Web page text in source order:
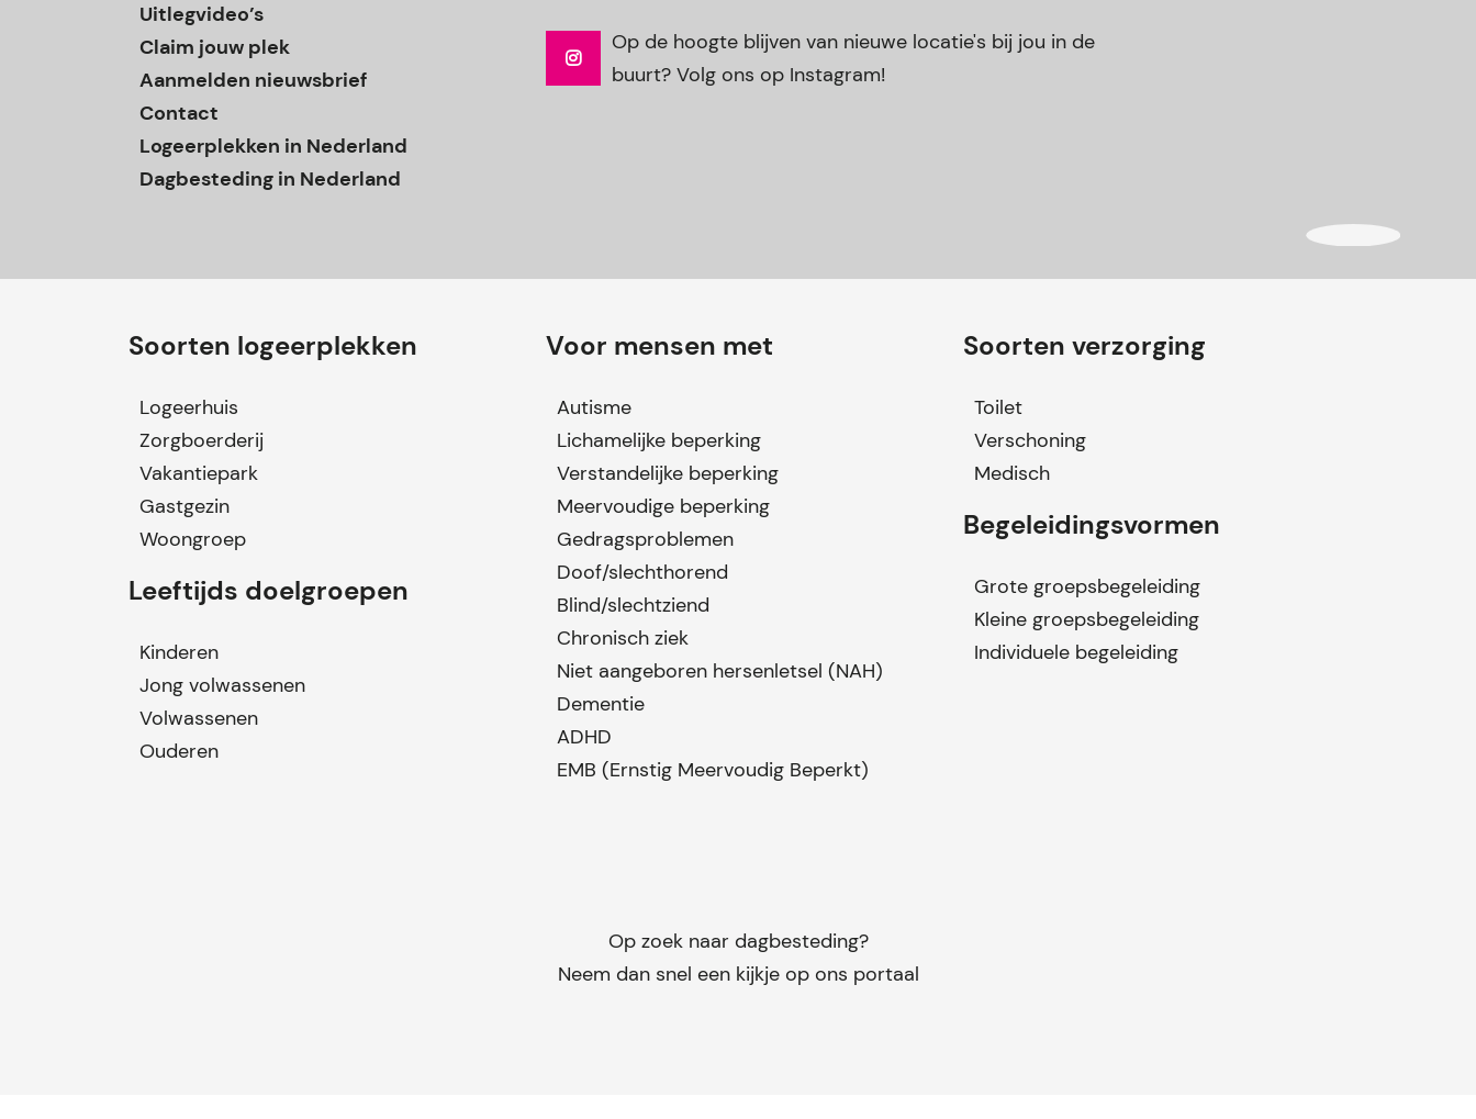
Uitlegvideo’s
Claim jouw plek
Aanmelden nieuwsbrief
Contact
Logeerplekken in Nederland
Dagbesteding in Nederland
Op de hoogte blijven van nieuwe locatie's bij jou in de
buurt? Volg ons op Instagram!
Soorten logeerplekken
Logeerhuis
Zorgboerderij
Vakantiepark
Gastgezin
Woongroep
Leeftijds doelgroepen
Kinderen
Jong volwassenen
Volwassenen
Ouderen
Voor mensen met
Autisme
Lichamelijke beperking
Verstandelijke beperking
Meervoudige beperking
Gedragsproblemen
Doof/slechthorend
Blind/slechtziend
Chronisch ziek
Niet aangeboren hersenletsel (NAH)
Dementie
ADHD
EMB (Ernstig Meervoudig Beperkt)
Op zoek naar dagbesteding?
Neem dan snel een kijkje op ons portaal
Soorten verzorging
Toilet
Verschoning
Medisch
Begeleidingsvormen
Grote groepsbegeleiding
Kleine groepsbegeleiding
Individuele begeleiding